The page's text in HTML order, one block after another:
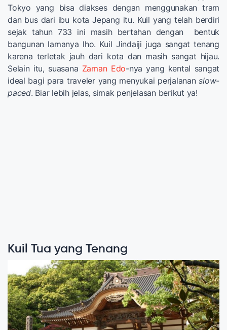
Tokyo yang bisa diakses dengan menggunakan tram
dan bus dari ibu kota Jepang itu. Kuil yang telah berdiri
sejak tahun 733 ini masih bertahan dengan bentuk
bangunan lamanya lho. Kuil Jindaiji juga sangat tenang
karena terletak jauh dari kota dan masih sangat hijau.
Selain itu, suasana Zaman Edo-nya yang kental sangat
ideal bagi para traveler yang menyukai perjalananslow-
paced. Biar lebih jelas, simak penjelasan berikut ya!
Kuil Tua yang Tenang